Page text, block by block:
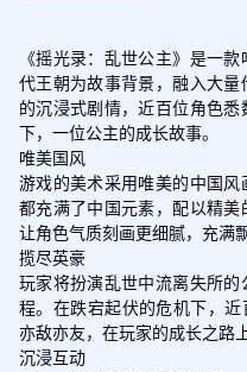
《摇光录：乱世公主》是一
代王朝为故事背景，融入大
的沉浸式剧情，近百位角色
下，一位公主的成长故事。
唯美国风
游戏的美术采用唯美的中国
都充满了中国元素，配以精美
让角色气质刻画更细腻，充满
揽尽英豪
玩家将扮演乱世中流离失所
程。在跌宕起伏的危机下，近
亦敌亦友，在玩家的成长之路
沉浸互动